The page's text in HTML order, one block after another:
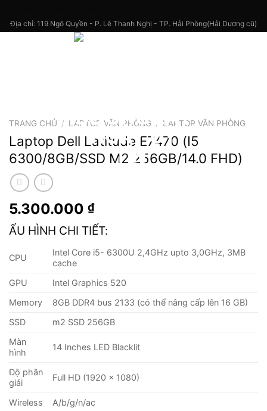
Địa chỉ: 119 Ngô Quyền - P. Lê Thanh Nghị - TP. Hải Phòng(Hải Dương cũ)
TRANG CHỦ / LAPTOP VĂN PHÒNG / LAPTOP VĂN PHÒNG
Laptop Dell Latitude E7470 (I5
6300/8GB/SSD M2 256GB/14.0 FHD)
5.300.000 ₫
ẤU HÌNH CHI TIẾT:
CPU
Intel Core i5- 6300U 2,4GHz upto 3,0GHz, 3MB
cache
GPU
Intel Graphics 520
Memory
8GB DDR4 bus 2133 (có thể nâng cấp lên 16 GB)
SSD
m2 SSD 256GB
Màn
hình
14 Inches LED Blacklit
Độ phân
giải
Full HD (1920 x 1080)
Wireless
A/b/g/n/ac